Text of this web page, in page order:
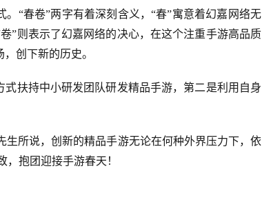
“春卷”两字有着深刻含义，“春”寓意着幻嘉网络无
”则表示了幻嘉网络的决心，在这个注重手游高品质
创下新的历史。
扶持中小研发团队研发精品手游，第二是利用自身
生所说，创新的精品手游无论在何种外界压力下，依
抱团迎接手游春天！